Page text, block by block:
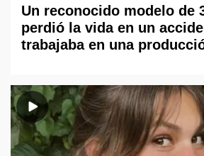
Un reconocido modelo de
perdió la vida en un
trabajaba en una